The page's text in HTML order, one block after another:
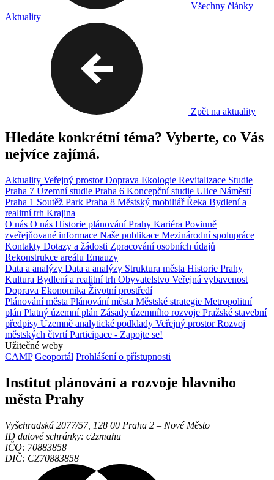
Všechny články
Aktuality
Zpět na aktuality
Hledáte konkrétní téma? Vyberte, co Vás
nejvíce zajímá.
Aktuality Veřejný prostorDoprava Ekologie Revitalizace Studie
Praha 7 Územní studie Praha 6 Koncepční studie Ulice Náměstí
Praha 1 Soutěž Park Praha 8 Městský mobiliářŘeka Bydlení a
realitní trh Krajina
O nás O nás Historie plánování Prahy Kariéra Povinně
zveřejňované informace Naše publikace Mezinárodní spolupráce
Kontakty Dotazy a žádosti Zpracování osobních údajů
Rekonstrukce areálu Emauzy
Data a analýzy Data a analýzy Struktura města Historie Prahy
Kultura Bydlení a realitní trh Obyvatelstvo Veřejná vybavenost
Doprava Ekonomika Životní prostředí
Plánování města Plánování města Městské strategie Metropolitní
plán Platný územní plán Zásady územního rozvoje Pražské stavební
předpisy Územně analytické podklady Veřejný prostorRozvoj
městských čtvrtíParticipace - Zapojte se!
Užitečné weby
CAMP Geoportál Prohlášení o přístupnosti
Institut plánování a rozvoje hlavního
města Prahy
Vyšehradská 2077/57, 128 00 Praha 2 ‒ Nové Město
ID datové schránky: c2zmahu
IČO: 70883858
DIČ: CZ70883858